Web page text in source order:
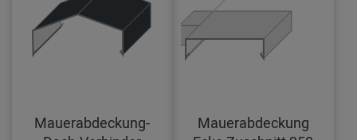
Mauerabdeckung-
Mauerabdeckung